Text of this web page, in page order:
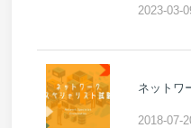
2023-03-
ネットワ
2018-07-